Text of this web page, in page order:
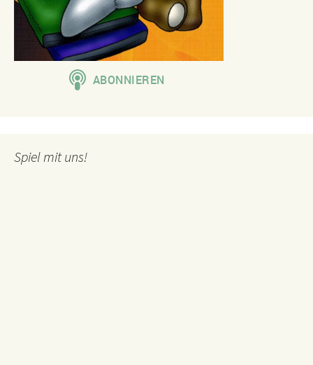
Spiel mit uns!